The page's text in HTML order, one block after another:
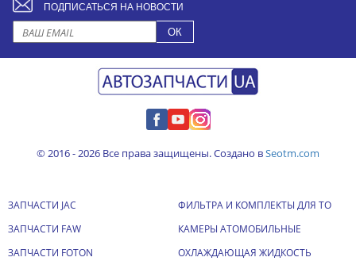
ПОДПИСАТЬСЯ НА НОВОСТИ
© 2016 - 2026 Все права защищены. Создано вSeotm.com
ЗАПЧАСТИ JAC
ЗАПЧАСТИ FAW
ЗАПЧАСТИ FOTON
ФИЛЬТРА И КОМПЛЕКТЫ ДЛЯ ТО
КАМЕРЫ АТОМОБИЛЬНЫЕ
ОХЛАЖДАЮЩАЯ ЖИДКОСТЬ